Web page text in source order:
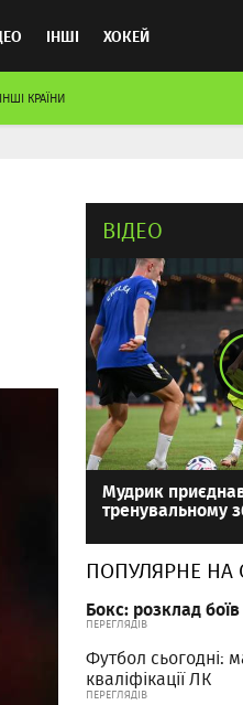
ІНШІ ХОКЕЙ
ІНШІ КРАЇНИ
ВІДЕО
Мудрик
тренувальному
ПОПУЛЯРНЕ НА
Бокс: розклад боїв
ПЕРЕГЛЯДІВ
Футбол сьогодні:
кваліфікації ЛК
ПЕРЕГЛЯДІВ